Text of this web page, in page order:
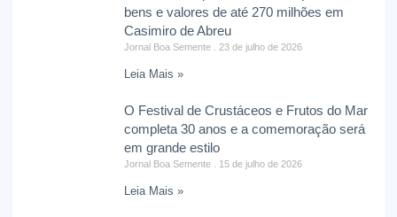
bens e valores de até 270 milhões em
Casimiro de Abreu
Jornal Boa Semente 23 de julho de 2026
Leia Mais »
O Festival de Crustáceos e Frutos do Mar
completa 30 anos e a comemoração será
em grande estilo
Jornal Boa Semente 15 de julho de 2026
Leia Mais »